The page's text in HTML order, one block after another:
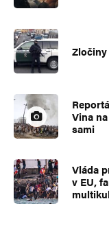
Vina
sami
Vláda
v EU,